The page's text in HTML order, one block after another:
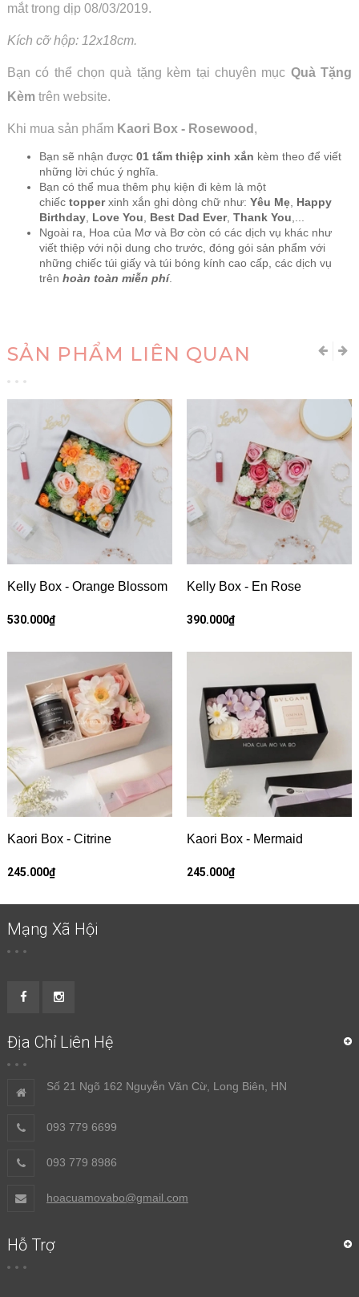
mắt trong dịp 08/03/2019.
Kích cỡ hộp: 12x18cm.
Bạn có thể chọn quà tặng kèm tại chuyên mục Quà Tặng
Kèm trên website.
Khi mua sản phẩm Kaori Box - Rosewood ,
Bạn sẽ nhận được 01 tấm thiệp xinh xắn kèm theo để viết
những lời chúc ý nghĩa.
Bạn có thể mua thêm phụ kiện đi kèm là một
chiếc topperxinh xắn ghi dòng chữ như: Yêu Mẹ Happy
Birthday Love You Best Dad Ever, Thank You
Ngoài ra, Hoa của Mơ và Bơ còn có các dịch vụ khác như
viết thiệp với nội dung cho trước, đóng gói sản phẩm với
những chiếc túi giấy và túi bóng kính cao cấp, các dịch vụ
trên hoàn toàn miễn phí.
SẢN PHẨM LIÊN QUAN
Kelly Box - Orange Blossom
530.000₫
Kelly Box - En Rose
390.000₫
Kaori Box - Citrine
245.000₫
Kaori Box - Mermaid
245.000₫
Mạng Xã Hội
Địa Chỉ Liên Hệ
Số 21 Ngõ 162 Nguyễn Văn Cừ, Long Biên, HN
093 779 6699
093 779 8986
hoacuamovabo@gmail.com
Hỗ Trợ